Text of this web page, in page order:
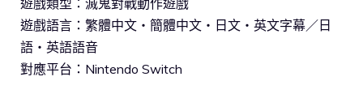
遊戲類型：滅鬼對戰動作遊戲
遊戲語言：繁體中文・簡體中文・日文・英文字幕／日
語・英語語音
對應平台：Nintendo Switch